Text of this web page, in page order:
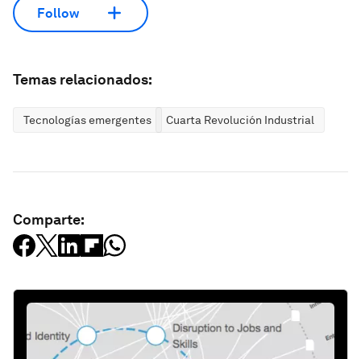
Follow
Temas relacionados:
Tecnologías emergentes Cuarta Revolución Industrial
Comparte: